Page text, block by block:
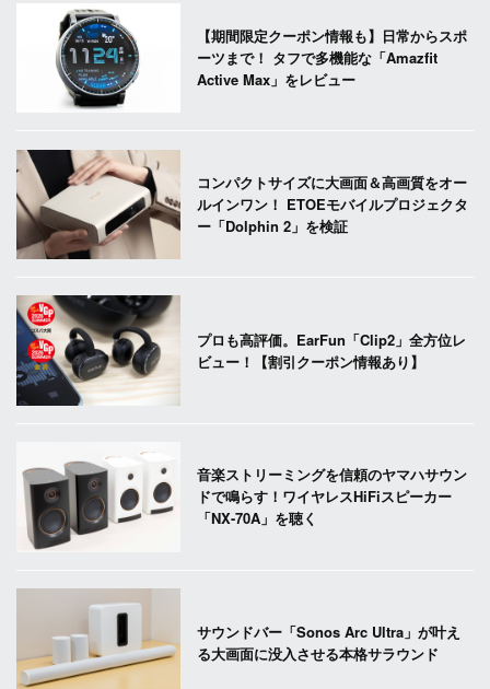
【期間限定クーポン情報も】日常からスポ
ーツまで！ タフで多機能な「Amazfit
Active Max」をレビュー
コンパクトサイズに大画面＆高画質をオー
ルインワン！ ETOEモバイルプロジェクタ
ー「Dolphin 2」を検証
プロも高評価。EarFun「Clip2」全方位レ
ビュー！【割引クーポン情報あり】
音楽ストリーミングを信頼のヤマハサウン
ドで鳴らす！ワイヤレスHiFiスピーカー
「NX-70A」を聴く
サウンドバー「Sonos Arc Ultra」が叶え
る大画面に没入させる本格サラウンド